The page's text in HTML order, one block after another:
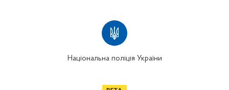
Національна поліція України